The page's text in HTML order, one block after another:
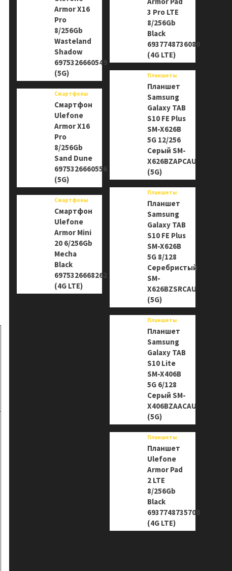
Armor X16
Pro
8/256Gb
Wasteland
Shadow
6975326660549
(5G)
Смартфоны
Смартфон
Ulefone
Armor X16
Pro
8/256Gb
Sand Dune
6975326660556
(5G)
Смартфоны
Смартфон
Ulefone
Armor Mini
20 6/256Gb
Mecha
Black
6975326668262
(4G LTE)
3 Pro LTE
8/256Gb
Black
6937748736080
(4G LTE)
Планшеты
Планшет
Samsung
Galaxy TAB
S10 FE Plus
SM-X626B
5G 12/256
Серый SM-
X626BZAPCAU
(5G)
Планшеты
Планшет
Samsung
Galaxy TAB
S10 FE Plus
SM-X626B
5G 8/128
Серебристый
SM-
X626BZSRCAU
(5G)
Планшеты
Планшет
Samsung
Galaxy TAB
S10 Lite
SM-X406B
5G 6/128
Серый SM-
X406BZAACAU
(5G)
Планшеты
Планшет
Ulefone
Armor Pad
2 LTE
8/256Gb
Black
6937748735700
(4G LTE)